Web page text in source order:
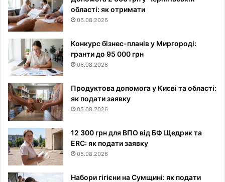
області: як отримати
06.08.2026
Конкурс бізнес-планів у Миргороді:
гранти до 95 000 грн
06.08.2026
Продуктова допомога у Києві та області:
як подати заявку
05.08.2026
12 300 грн для ВПО від БФ Щедрик та
ERC: як подати заявку
05.08.2026
Набори гігієни на Сумщині: як подати